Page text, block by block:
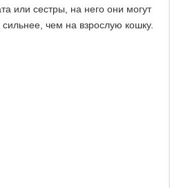
или сестры, на него они могут
сильнее, чем на взрослую кошку.